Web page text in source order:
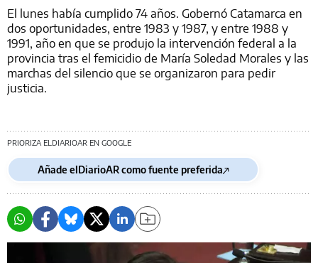
El lunes había cumplido 74 años. Gobernó Catamarca en
dos oportunidades, entre 1983 y 1987, y entre 1988 y
1991, año en que se produjo la intervención federal a la
provincia tras el femicidio de María Soledad Morales y las
marchas del silencio que se organizaron para pedir
justicia.
PRIORIZA ELDIARIOAR EN GOOGLE
Añade elDiarioAR como fuente preferida